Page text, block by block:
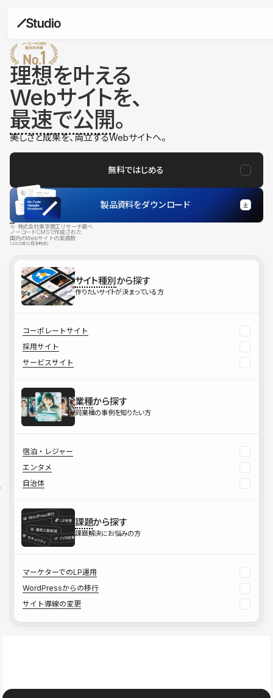
理想を叶える
Webサイトを、
最速で公開。
美しさと成果を、両立するWebサイトへ。
無料ではじめる
製品資料をダウンロード
※ 株式会社東京商工リサーチ調べ
ノーコードCMSで作成された
国内のWebサイトの実績数
（2025年12月末時点）
サイト種別から探す
作りたいサイトが決まっている方
コーポレートサイト
採用サイト
サービスサイト
業種から探す
同業種の事例を知りたい方
宿泊・レジャー
エンタメ
自治体
課題から探す
課題解決にお悩みの方
マーケターでのLP運用
WordPressからの移行
サイト導線の変更